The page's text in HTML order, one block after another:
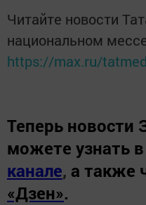
Читайте новости
национальном
https://max.ru/
Теперь новости
можете узнать
канале, а также
«Дзен».